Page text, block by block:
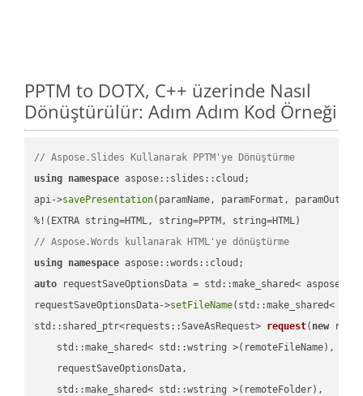
PPTM to DOTX, C++ üzerinde Nasıl
Dönüştürülür: Adım Adım Kod Örneği
// Aspose.Slides Kullanarak PPTM'ye Dönüştürme
using namespace aspose::slides::cloud;
api->savePresentation(paramName, paramFormat,
// Aspose.Words kullanarak HTML'ye dönüştürme
using namespace
auto requestSaveOptionsData = std::make_shared<
requestSaveOptionsData->setFileName(std::make_shared<
std::shared_ptr<requests::SaveAsRequest> request( new
    std::make_shared< std::wstring >(remoteFileName),
    requestSaveOptionsData,
    std::make_shared< std::wstring >(remoteFolder),